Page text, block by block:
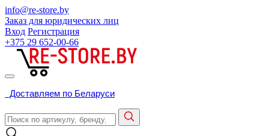
info@re-store.by
Заказ для юридических лиц
Вход Регистрация
+375 29 652-00-66
Доставляем по Беларуси